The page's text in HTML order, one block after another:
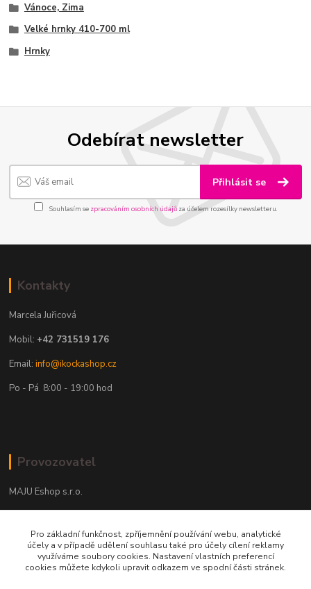
Vánoce, Zima
Velké hrnky 410-700 ml
Hrnky
Odebírat newsletter
Přihlásit se
Souhlasím se zpracováním osobních údajůza účelem rozesílky newsletteru.
Kontakty
Marcela Juřicová
Mobil: +42 731519 176
Email:info@ikockashop.cz
Po - Pá 8:00 - 19:00 hod
Provozovatel
MAJU Eshop s.r.o.
702 00 Ostrava
IČ: 09674799
Pro základní funkčnost, zpříjemnění používání webu, analytické
účely a v případě udělení souhlasu také pro účely cílení reklamy
využíváme soubory cookies. Nastavení vlastních preferencí
cookies můžete kdykoli upravit odkazem ve spodní části stránek.